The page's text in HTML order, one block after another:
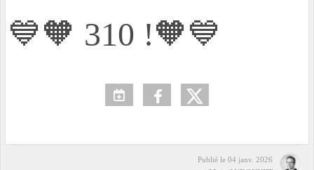
💙🧡 310 !🧡💙
Publié le 04 janv. 2026